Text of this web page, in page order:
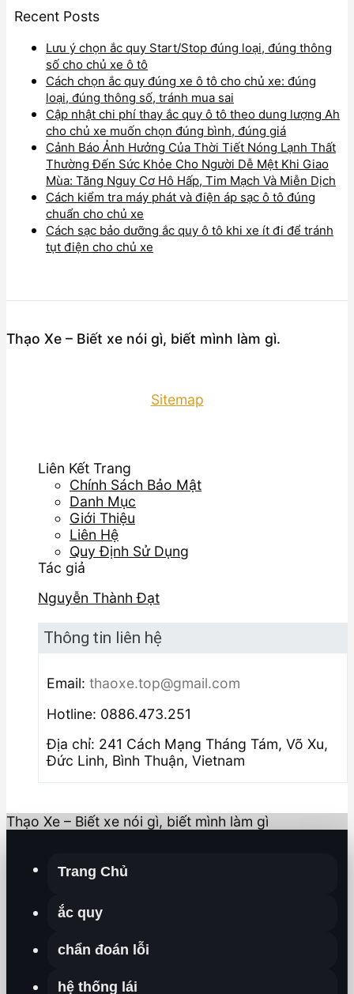
Recent Posts
Lưu ý chọn ắc quy Start/Stop đúng loại, đúng thông
số cho chủ xe ô tô
Cách chọn ắc quy đúng xe ô tô cho chủ xe: đúng
loại, đúng thông số, tránh mua sai
Cập nhật chi phí thay ắc quy ô tô theo dung lượng Ah
cho chủ xe muốn chọn đúng bình, đúng giá
Cảnh Báo Ảnh Hưởng Của Thời Tiết Nóng Lạnh Thất
Thường Đến Sức Khỏe Cho Người Dễ Mệt Khi Giao
Mùa: Tăng Nguy Cơ Hô Hấp, Tim Mạch Và Miễn Dịch
Cách kiểm tra máy phát và điện áp sạc ô tô đúng
chuẩn cho chủ xe
Cách sạc bảo dưỡng ắc quy ô tô khi xe ít đi để tránh
tụt điện cho chủ xe
Thạo Xe – Biết xe nói gì, biết mình làm gì.
Sitemap
Liên Kết Trang
Chính Sách Bảo Mật
Danh Mục
Giới Thiệu
Liên Hệ
Quy Định Sử Dụng
Tác giả
Nguyễn Thành Đạt
Thông tin liên hệ
Email: thaoxe.top@gmail.com
Hotline: 0886.473.251
Địa chỉ: 241 Cách Mạng Tháng Tám, Võ Xu,
Đức Linh, Bình Thuận, Vietnam
Thạo Xe – Biết xe nói gì, biết mình làm gì
Trang Chủ
ắc quy
chẩn đoán lỗi
hệ thống lái